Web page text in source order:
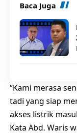
Baca Juga
“Kami merasa
tadi yang siap
akses listrik
Kata Abd. Waris